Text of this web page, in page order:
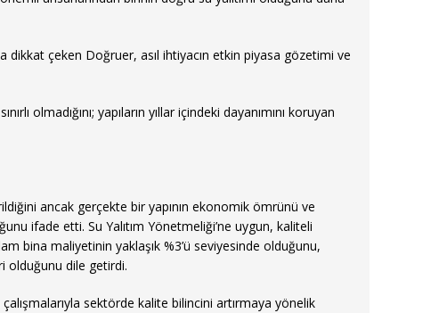
dikkat çeken Doğruer, asıl ihtiyacın etkin piyasa gözetimi ve
olmadığını; yapıların yıllar içindeki dayanımını koruyan
ancak gerçekte bir yapının ekonomik ömrünü ve
ifade etti. Su Yalıtım Yönetmeliği’ne uygun, kaliteli
bina maliyetinin yaklaşık %3’ü seviyesinde olduğunu,
olduğunu dile getirdi.
sektörde kalite bilincini artırmaya yönelik